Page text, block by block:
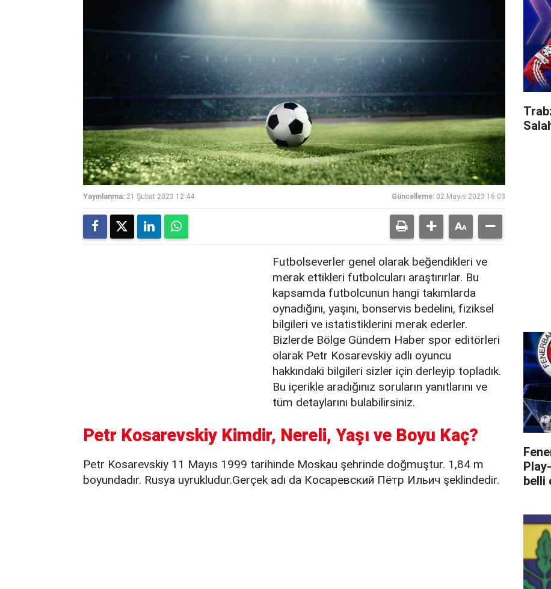
Yayınlanma: 21 Şubat 2023 12:44 Güncelleme: 02 Mayıs 2023 16:03
Futbolseverler genel olarak beğendikleri ve
merak ettikleri futbolcuları araştırırlar. Bu
kapsamda futbolcunun hangi takımlarda
oynadığını, yaşını, bonservis bedelini, fiziksel
bilgileri ve istatistiklerini merak ederler.
Bizlerde Bölge Gündem Haber spor editörleri
olarak Petr Kosarevskiy adlı oyuncu
hakkındaki bilgileri sizler için derleyip topladık.
Bu içerikle aradığınız soruların yanıtlarını ve
tüm detaylarını bulabilirsiniz.
Petr Kosarevskiy Kimdir, Nereli, Yaşı ve Boyu Kaç?
Petr Kosarevskiy 11 Mayıs 1999 tarihinde Moskau şehrinde doğmuştur. 1,84 m
boyundadır. Rusya uyrukludur.Gerçek adı da Косаревский Пётр Ильич şeklindedir.
belli